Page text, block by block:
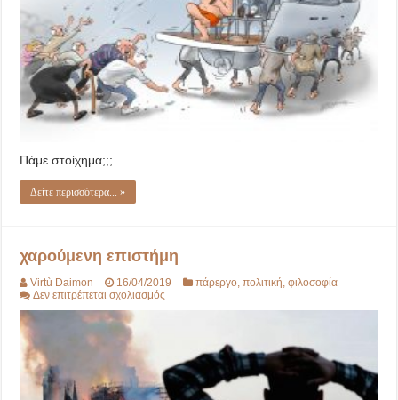
Πάμε στοίχημα;;;
Δείτε περισσότερα... »
χαρούμενη επιστήμη
Virtù Daimon 16/04/2019 πάρεργο ,πολιτική ,φιλοσοφία
Δεν επιτρέπεται σχολιασμός